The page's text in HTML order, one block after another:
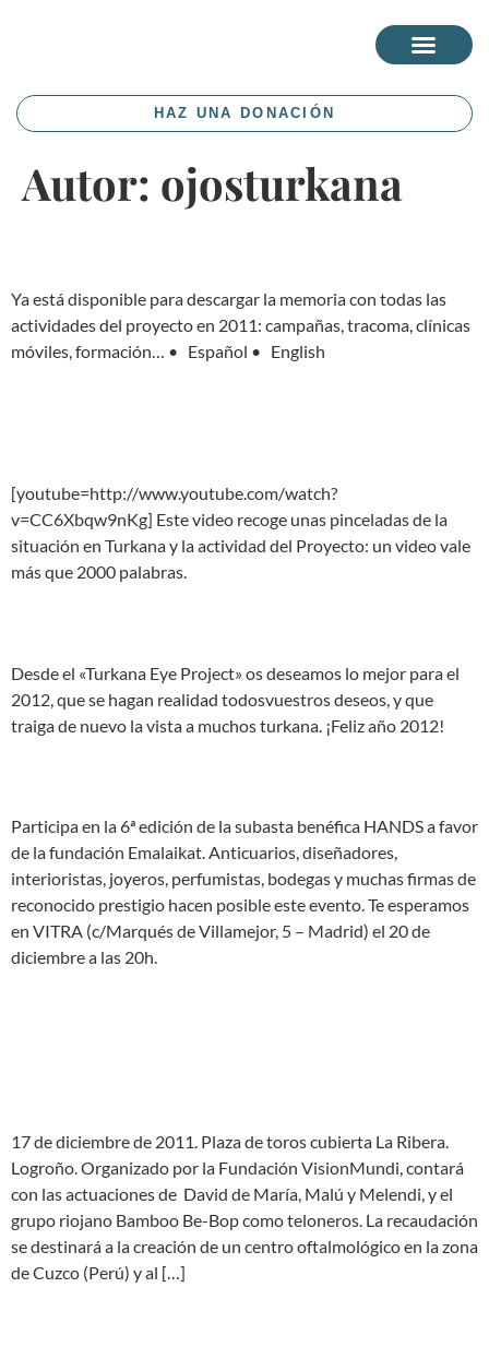
HAZ UNA DONACIÓN
Autor: ojosturkana
Ya está disponible para descargar la memoria con todas las
actividades del proyecto en 2011: campañas, tracoma, clínicas
móviles, formación… • Español • English
[youtube=http://www.youtube.com/watch?
v=CC6Xbqw9nKg] Este video recoge unas pinceladas de la
situación en Turkana y la actividad del Proyecto: un video vale
más que 2000 palabras.
Desde el «Turkana Eye Project» os deseamos lo mejor para el
2012, que se hagan realidad todosvuestros deseos, y que
traiga de nuevo la vista a muchos turkana. ¡Feliz año 2012!
Participa en la 6ª edición de la subasta benéfica HANDS a favor
de la fundación Emalaikat. Anticuarios, diseñadores,
interioristas, joyeros, perfumistas, bodegas y muchas firmas de
reconocido prestigio hacen posible este evento. Te esperamos
en VITRA (c/Marqués de Villamejor, 5 – Madrid) el 20 de
diciembre a las 20h.
17 de diciembre de 2011. Plaza de toros cubierta La Ribera.
Logroño. Organizado por la Fundación VisionMundi, contará
con las actuaciones de David de María, Malú y Melendi, y el
grupo riojano Bamboo Be-Bop como teloneros. La recaudación
se destinará a la creación de un centro oftalmológico en la zona
de Cuzco (Perú) y al […]